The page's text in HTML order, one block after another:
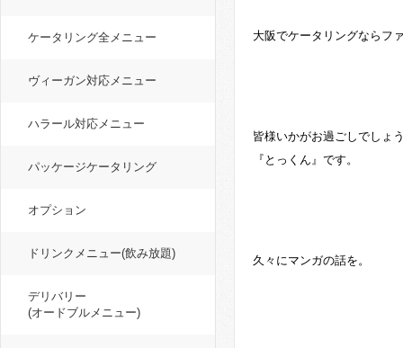
大阪でケータリングならフ
皆様いかがお過ごしでしょ
『とっくん』です。
久々にマンガの話を。
ケータリング全メニュー
ヴィーガン対応メニュー
ハラール対応メニュー
パッケージケータリング
オプション
ドリンクメニュー(飲み放題)
デリバリー
(オードブルメニュー)